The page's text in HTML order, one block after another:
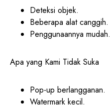
Deteksi objek.
Beberapa alat canggih.
Penggunaannya mudah.
Apa yang Kami Tidak Suka
Pop-up berlangganan.
Watermark kecil.